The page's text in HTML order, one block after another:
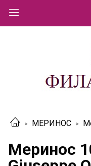
МЕРИНОС
Меринос